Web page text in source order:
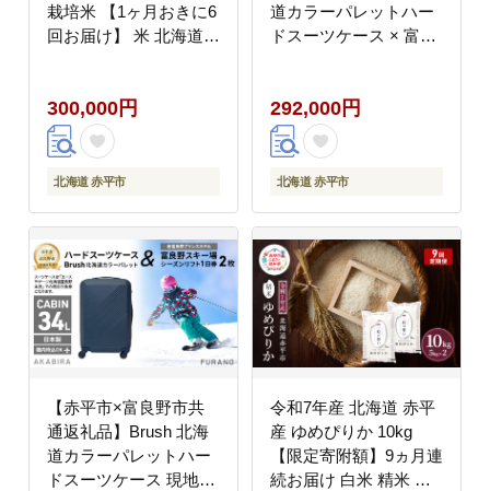
栽培米 【1ヶ月おきに6
回お届け】 米 北海道
300,000円
北海道 赤平市
道カラーパレットハー
ドスーツケース × 富良
赤平市 富良野市 コラボ
共通返礼品
292,000円
北海道 赤平市
【赤平市×富良野市共
通返礼品】Brush 北海
道カラーパレットハー
ドスーツケース 現地引
令和7年産 北海道 赤平
産 ゆめぴりか 10kg
【限定寄附額】9ヵ月連
続お届け 白米 精米 米